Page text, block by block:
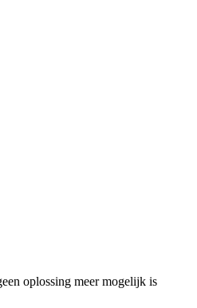
oplossing meer mogelijk is